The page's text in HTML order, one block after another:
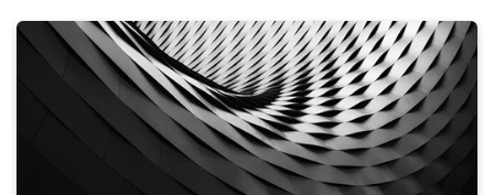
Tanzania: The Foreign Exchange (Bureau de Change)